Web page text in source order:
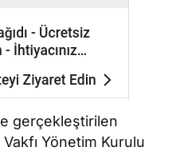
gerçekleştirilen
Yönetim Kurulu